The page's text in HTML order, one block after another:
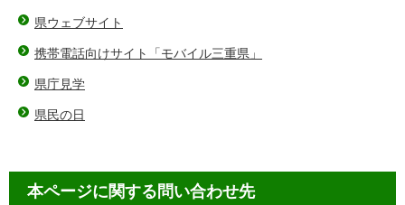
県ウェブサイト
携帯電話向けサイト「モバイル三重県」
県庁見学
県民の日
本ページに関する問い合わせ先